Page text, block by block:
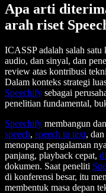
Apa arti
arah riset
ICASSP adalah salah
audio, dan sinyal, dan
review atas kontribusi
Dalam konteks strategi
Speechify sebagai
penelitian fundamental,
Speechify membangun
speech, speech to text,
menopang pengalaman
panjang, playback cepat,
dokumen. Saat peneliti
di konferensi besar, itu
membentuk masa depan